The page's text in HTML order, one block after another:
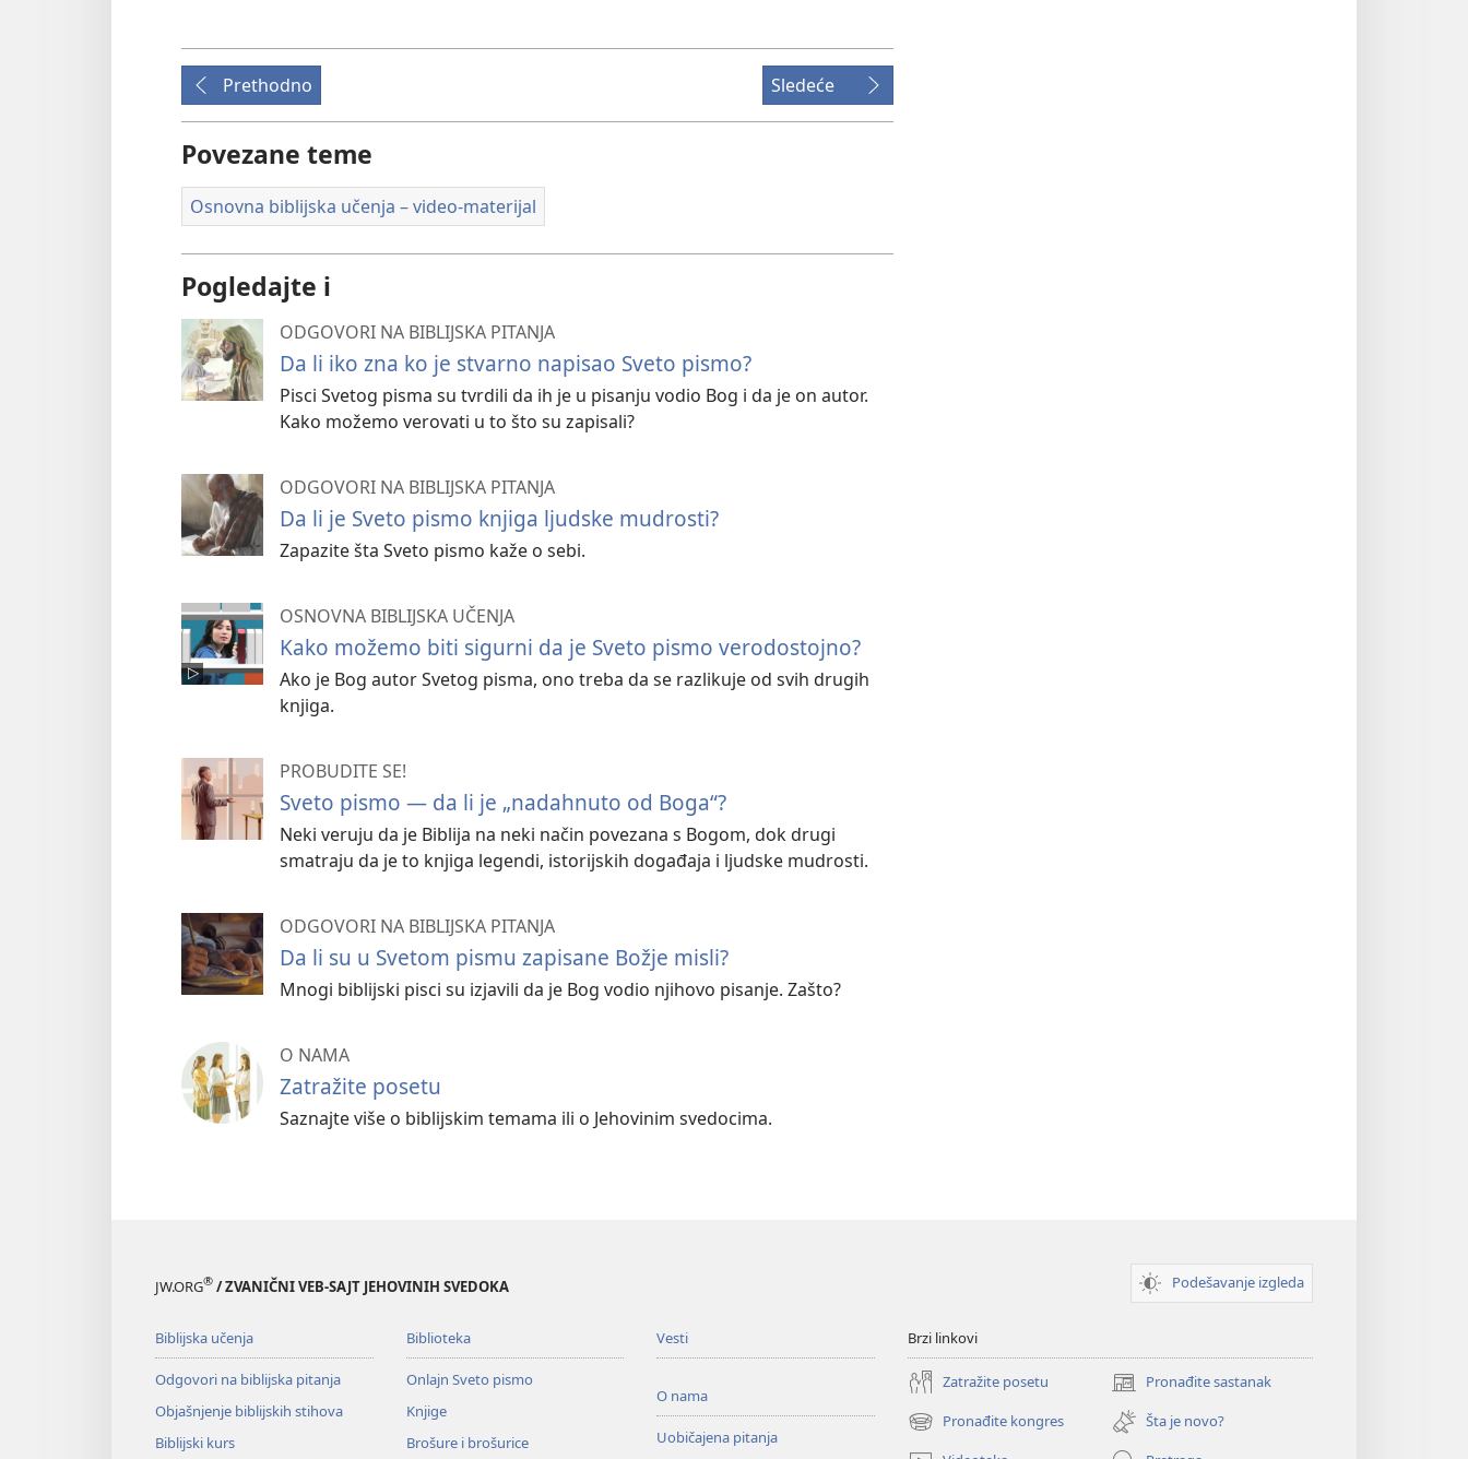
video-
sadržaja
Prethodno Sledeće
Povezane teme
Osnovna biblijska učenja – video-materijal
Pogledajte i
ODGOVORI NA BIBLIJSKA PITANJA
Da li iko zna ko je stvarno napisao Sveto pismo?
Pisci Svetog pisma su tvrdili da ih je u pisanju vodio Bog i da je on autor.
Kako možemo verovati u to što su zapisali?
ODGOVORI NA BIBLIJSKA PITANJA
Da li je Sveto pismo knjiga ljudske mudrosti?
Zapazite šta Sveto pismo kaže o sebi.
OSNOVNA BIBLIJSKA UČENJA
Kako možemo biti sigurni da je Sveto pismo verodostojno?
Ako je Bog autor Svetog pisma, ono treba da se razlikuje od svih drugih
knjiga.
PROBUDITE SE!
Sveto pismo — da li je „nadahnuto od Boga“?
Neki veruju da je Biblija na neki način povezana s Bogom, dok drugi
smatraju da je to knjiga legendi, istorijskih događaja i ljudske mudrosti.
ODGOVORI NA BIBLIJSKA PITANJA
Da li su u Svetom pismu zapisane Božje misli?
Mnogi biblijski pisci su izjavili da je Bog vodio njihovo pisanje. Zašto?
O NAMA
Zatražite posetu
Saznajte više o biblijskim temama ili o Jehovinim svedocima.
JW.ORG® / ZVANIČNI VEB-SAJT JEHOVINIH SVEDOKA Podešavanje izgleda
Biblijska učenja
Odgovori na biblijska pitanja
Objašnjenje biblijskih stihova
Biblijski kurs
Biblioteka
Onlajn Sveto pismo
Knjige
Brošure i brošurice
Vesti
O nama
Uobičajena pitanja
Brzi linkovi
Zatražite posetu Pronađite sastanak
(otvara
novi
prozor)
Pronađite kongres
(otvara
novi
Šta je novo?